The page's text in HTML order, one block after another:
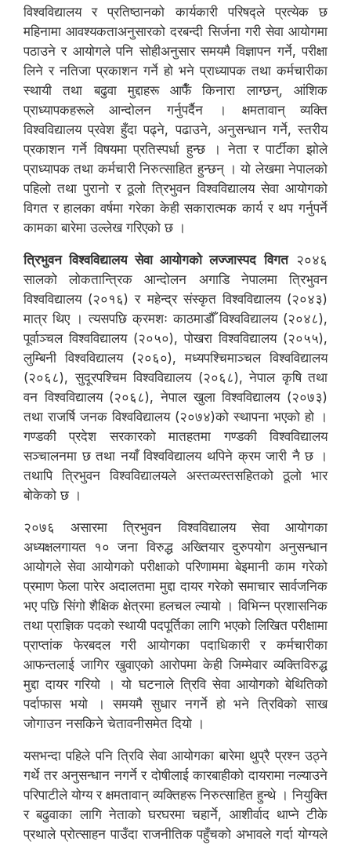
विश्वविद्यालय र प्रतिष्ठानको कार्यकारी परिषद्ले प्रत्येक छ
महिनामा आवश्यकताअनुसारको दरबन्दी सिर्जना गरी सेवा आयोगमा
पठाउने र आयोगले पनि सोहीअनुसार समयमै विज्ञापन गर्ने, परीक्षा
लिने र नतिजा प्रकाशन गर्ने हो भने प्राध्यापक तथा कर्मचारीका
स्थायी तथा बढुवा मुद्दाहरू आफैँ किनारा लाग्छन्, आंशिक
प्राध्यापकहरूले आन्दोलन गर्नुपर्दैन । क्षमतावान् व्यक्ति
विश्वविद्यालय प्रवेश हुँदा पढ्ने, पढाउने, अनुसन्धान गर्ने, स्तरीय
प्रकाशन गर्ने विषयमा प्रतिस्पर्धा हुन्छ । नेता र पार्टीका झोले
प्राध्यापक तथा कर्मचारी निरुत्साहित हुन्छन् । यो लेखमा नेपालको
पहिलो तथा पुरानो र ठूलो त्रिभुवन विश्वविद्यालय सेवा आयोगको
विगत र हालका वर्षमा गरेका केही सकारात्मक कार्य र थप गर्नुपर्ने
कामका बारेमा उल्लेख गरिएको छ ।
त्रिभुवन विश्वविद्यालय सेवा आयोगको लज्जास्पद विगत२०४६
सालको लोकतान्त्रिक आन्दोलन अगाडि नेपालमा त्रिभुवन
विश्वविद्यालय (२०१६) र महेन्द्र संस्कृत विश्वविद्यालय (२०४३)
मात्र थिए । त्यसपछि क्रमशः काठमाडौँ विश्वविद्यालय (२०४८),
पूर्वाञ्चल विश्वविद्यालय (२०५०), पोखरा विश्वविद्यालय (२०५५),
लुम्बिनी विश्वविद्यालय (२०६०), मध्यपश्चिमाञ्चल विश्वविद्यालय
(२०६८), सुदूरपश्चिम विश्वविद्यालय (२०६८), नेपाल कृषि तथा
वन विश्वविद्यालय (२०६८), नेपाल खुला विश्वविद्यालय (२०७३)
तथा राजर्षि जनक विश्वविद्यालय (२०७४)को स्थापना भएको हो ।
गण्डकी प्रदेश सरकारको मातहतमा गण्डकी विश्वविद्यालय
सञ्चालनमा छ तथा नयाँ विश्वविद्यालय थपिने क्रम जारी नै छ ।
तथापि त्रिभुवन विश्वविद्यालयले अस्तव्यस्तसहितको ठूलो भार
बोकेको छ ।
२०७६ असारमा त्रिभुवन विश्वविद्यालय सेवा आयोगका
अध्यक्षलगायत १० जना विरुद्ध अख्तियार दुरुपयोग अनुसन्धान
आयोगले सेवा आयोगको परीक्षाको परिणाममा बेइमानी काम गरेको
प्रमाण फेला पारेर अदालतमा मुद्दा दायर गरेको समाचार सार्वजनिक
भए पछि सिंगो शैक्षिक क्षेत्रमा हलचल ल्यायो । विभिन्न प्रशासनिक
तथा प्राज्ञिक पदको स्थायी पदपूर्तिका लागि भएको लिखित परीक्षामा
प्राप्तांक फेरबदल गरी आयोगका पदाधिकारी र कर्मचारीका
आफन्तलाई जागिर खुवाएको आरोपमा केही जिम्मेवार व्यक्तिविरुद्ध
मुद्दा दायर गरियो । यो घटनाले त्रिवि सेवा आयोगको बेथितिको
पर्दाफास भयो । समयमै सुधार नगर्ने हो भने त्रिविको साख
जोगाउन नसकिने चेतावनीसमेत दियो ।
यसभन्दा पहिले पनि त्रिवि सेवा आयोगका बारेमा थुप्रै प्रश्न उठ्ने
गर्थे तर अनुसन्धान नगर्ने र दोषीलाई कारबाहीको दायरामा नल्याउने
परिपाटीले योग्य र क्षमतावान् व्यक्तिहरू निरुत्साहित हुन्थे । नियुक्ति
र बढुवाका लागि नेताको घरघरमा चहार्ने, आशीर्वाद थाप्ने टीके
प्रथाले प्रोत्साहन पाउँदा राजनीतिक पहुँचको अभावले गर्दा योग्यले